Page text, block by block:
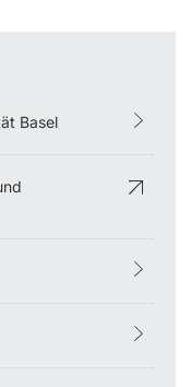
Basel